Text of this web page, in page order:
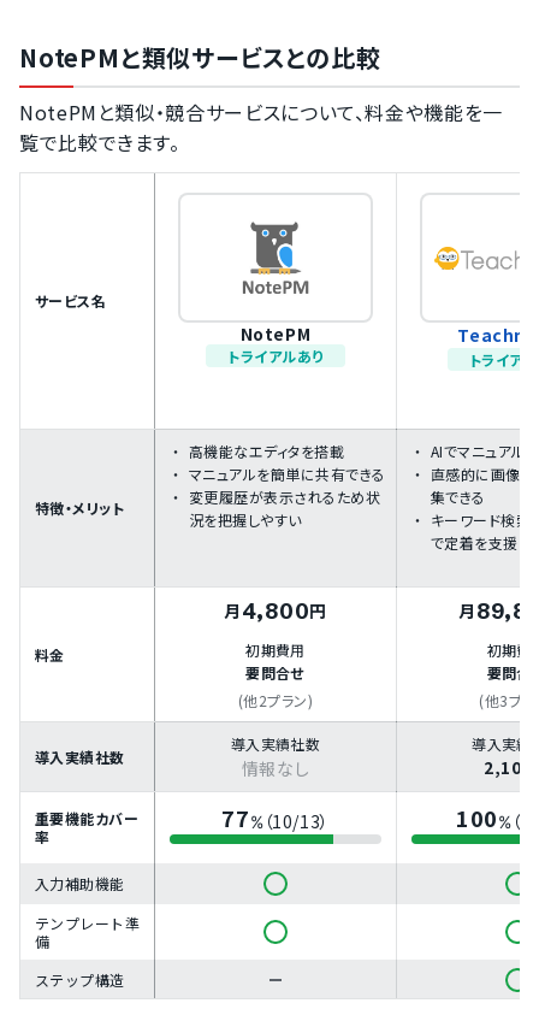
NotePMと類似サービスとの比較
NotePMと類似・競合サービスについて、料金や機能を一
覧で比較できます。
サービス名
NotePM
トライアルあり トライア
特徴・メリット
高機能なエディタを搭載
マニュアルを簡単に共有できる
変更履歴が表示されるため状
況を把握しやすい
AIでマニュアル
直感的に画像
集できる
キーワード検索
で定着を支援
料金
月 4,800円
初期費用
要問合せ
(他2プラン)
月
初期費
要問合
(他3プラ
導入実績社数
導入実績社数
情報なし
導入実績
2,100
重要機能カバー
率
77%（10/13） 100% （
入力補助機能
テンプレート準
備
ステップ構造